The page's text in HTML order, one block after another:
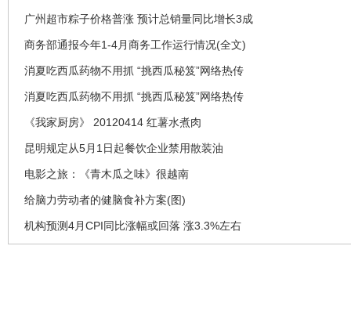
广州超市粽子价格普涨 预计总销量同比增长3成
商务部通报今年1-4月商务工作运行情况(全文)
消夏吃西瓜药物不用抓 “挑西瓜秘笈”网络热传
消夏吃西瓜药物不用抓 “挑西瓜秘笈”网络热传
《我家厨房》 20120414 红薯水煮肉
昆明规定从5月1日起餐饮企业禁用散装油
电影之旅：《青木瓜之味》很越南
给脑力劳动者的健脑食补方案(图)
机构预测4月CPI同比涨幅或回落 涨3.3%左右